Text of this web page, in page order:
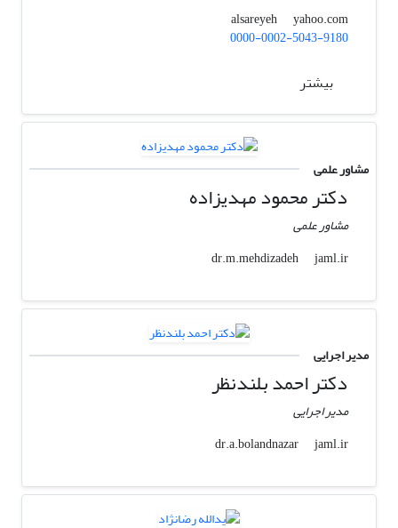
alsareyeh
yahoo.com
0000-0002-5043-9180
بیشتر
مشاور علمی
دکتر محمود مهدیزاده
مشاور علمی
dr.m.mehdizadeh
jaml.ir
مدیر اجرایی
دکتر احمد بلندنظر
مدیر اجرایی
dr.a.bolandnazar
jaml.ir